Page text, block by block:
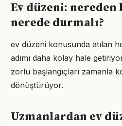
Ev düzeni: nereden
nerede durmalı?
ev düzeni konusunda atılan
adımı daha kolay hale
zorlu başlangıçları zamanla
dönüştürüyor.
Uzmanlardan ev